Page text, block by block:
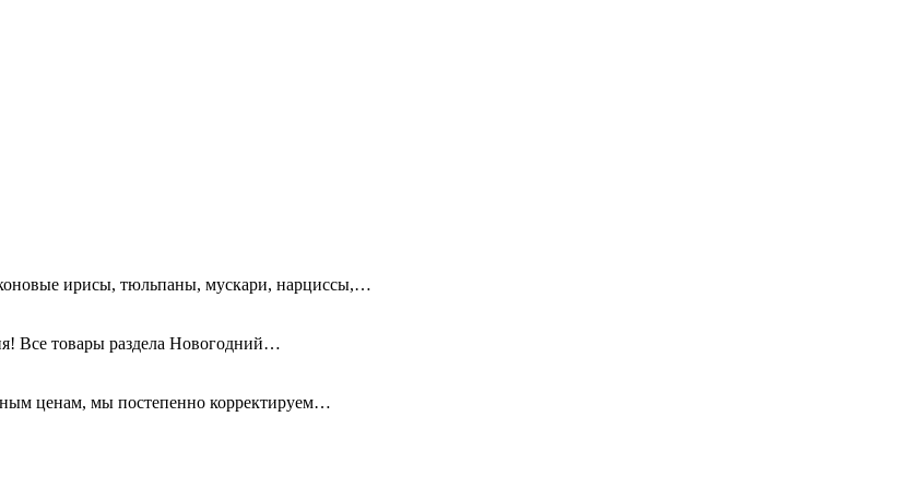
ирисы, тюльпаны, мускари, нарциссы,…
Все товары раздела Новогодний…
ценам, мы постепенно корректируем…